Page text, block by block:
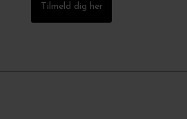
Tilmeld dig her